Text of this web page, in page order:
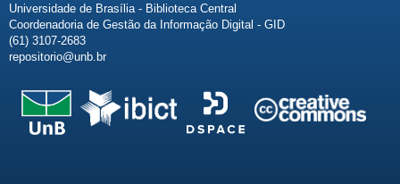
Universidade de Brasília - Biblioteca Central
Coordenadoria de Gestão da Informação Digital - GID
(61) 3107-2683
repositorio@unb.br